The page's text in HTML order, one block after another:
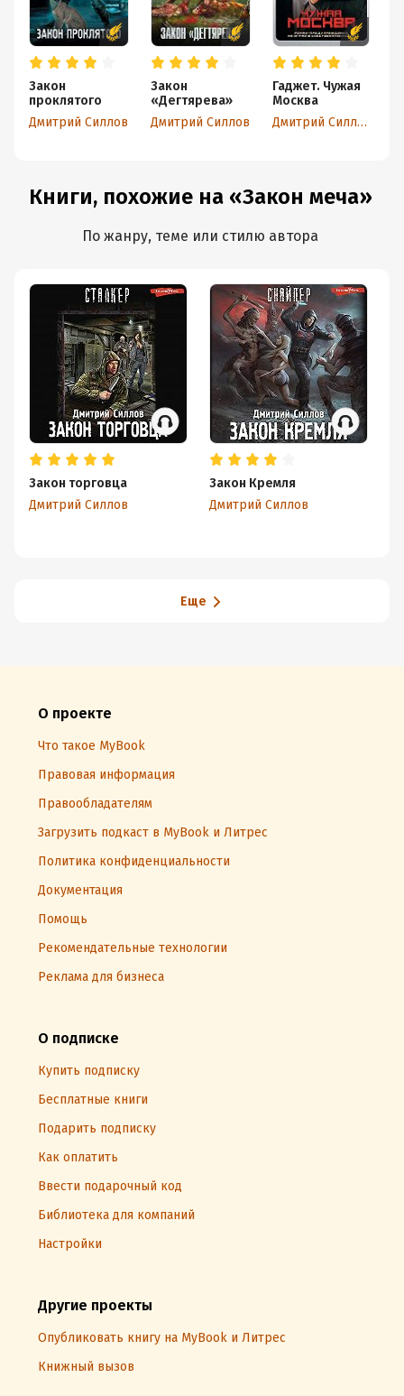
Закон
проклятого
Дмитрий Силлов
Закон
«Дегтярева»
Дмитрий Силлов
Гаджет. Чужая
Москва
Дмитрий Силлов
Книги, похожие на «Закон меча»
По жанру, теме или стилю автора
Закон торговца
Дмитрий Силлов
Закон Кремля
Дмитрий Силлов
Еще
О проекте
Что такое MyBook
Правовая информация
Правообладателям
Загрузить подкаст в MyBook и Литрес
Политика конфиденциальности
Документация
Помощь
Рекомендательные технологии
Реклама для бизнеса
О подписке
Купить подписку
Бесплатные книги
Подарить подписку
Как оплатить
Ввести подарочный код
Библиотека для компаний
Настройки
Другие проекты
Опубликовать книгу на MyBook и Литрес
Книжный вызов